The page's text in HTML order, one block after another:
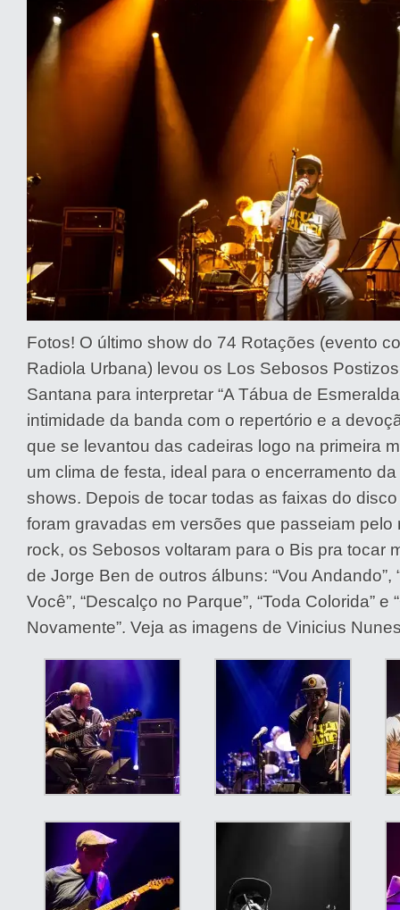
Fotos! O último show do 74 Rotações (evento
Radiola Urbana) levou os Los Sebosos
Santana para interpretar “A Tábua de
intimidade da banda com o repertório e a
que se levantou das cadeiras logo na primeira
um clima de festa, ideal para o encerramento
shows. Depois de tocar todas as faixas do
foram gravadas em versões que passeiam pelo
rock, os Sebosos voltaram para o Bis pra tocar
de Jorge Ben de outros álbuns: “Vou Andando”,
Você”, “Descalço no Parque”, “Toda Colorida” e
Novamente”. Veja as imagens de Vinicius